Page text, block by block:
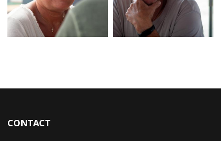
CONTACT